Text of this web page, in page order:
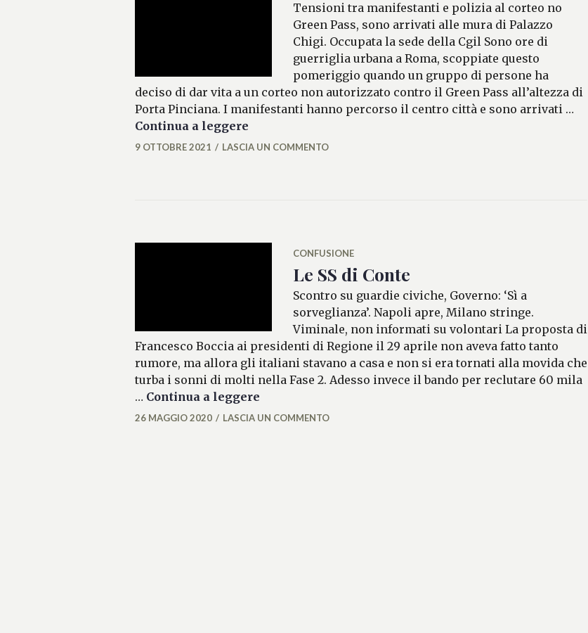
Tensioni tra manifestanti e polizia al corteo no
Green Pass, sono arrivati alle mura di Palazzo
Chigi. Occupata la sede della Cgil Sono ore di
guerriglia urbana a Roma, scoppiate questo
pomeriggio quando un gruppo di persone ha
deciso di dar vita a un corteo non autorizzato contro il Green Pass all’altezza di
Porta Pinciana. I manifestanti hanno percorso il centro città e sono arrivati …
Continua a leggere
MICAELA
9 OTTOBRE 2021 LASCIA UN COMMENTO
CONFUSIONE
Le SS di Conte
Scontro su guardie civiche, Governo: ‘Sì a
sorveglianza’. Napoli apre, Milano stringe.
Viminale, non informati su volontari La proposta di
Francesco Boccia ai presidenti di Regione il 29 aprile non aveva fatto tanto
rumore, ma allora gli italiani stavano a casa e non si era tornati alla movida che
turba i sonni di molti nella Fase 2. Adesso invece il bando per reclutare 60 mila
… Continua a leggere
MATTEO
26 MAGGIO 2020 LASCIA UN COMMENTO